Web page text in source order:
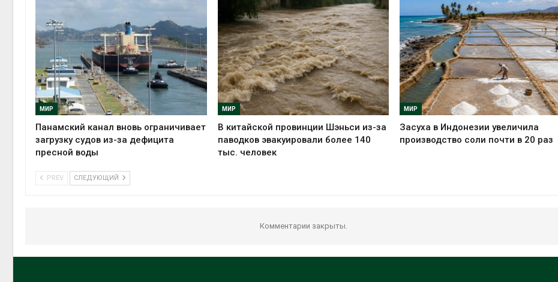
МИР
Панамский канал вновь ограничивает
загрузку судов из-за дефицита
пресной воды
МИР
В китайской провинции Шэньси из-за
паводков эвакуировали более 140
тыс. человек
МИР
Засуха в Индонезии увеличила
производство соли почти в 20 раз
PREV СЛЕДУЮЩИЙ
Комментарии закрыты.